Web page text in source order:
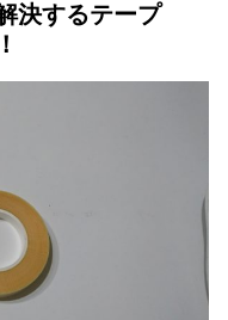
決するテープ